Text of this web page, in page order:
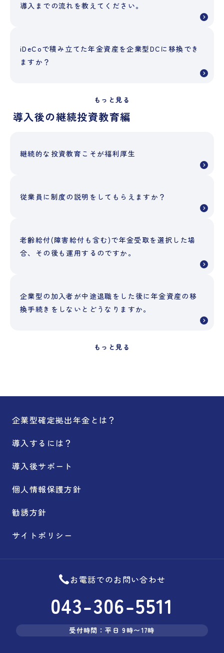
導入までの流れを教えてください。
iDeCoで積み立てた年金資産を企業型DCに移換でき
ますか？
もっと見る
導入後の継続投資教育編
継続的な投資教育こそが福利厚生
従業員に制度の説明をしてもらえますか？
老齢給付(障害給付も含む)で年金受取を選択した場
合、その後も運用するのですか。
企業型の加入者が中途退職をした後に年金資産の移
換手続きをしないとどうなりますか。
もっと見る
企業型確定拠出年金とは？
導入するには？
導入後サポート
個人情報保護方針
勧誘方針
サイトポリシー
お電話でのお問い合わせ
043-306-5511
受付時間：平日 9時〜17時